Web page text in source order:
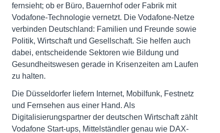
fernsieht; ob er Büro, Bauernhof oder Fabrik mit
Vodafone-Technologie vernetzt. Die Vodafone-Netze
verbinden Deutschland: Familien und Freunde sowie
Politik, Wirtschaft und Gesellschaft. Sie helfen auch
dabei, entscheidende Sektoren wie Bildung und
Gesundheitswesen gerade in Krisenzeiten am Laufen
zu halten.
Die Düsseldorfer liefern Internet, Mobilfunk, Festnetz
und Fernsehen aus einer Hand. Als
Digitalisierungspartner der deutschen Wirtschaft zählt
Vodafone Start-ups, Mittelständler genau wie DAX-